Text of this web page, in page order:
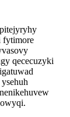
fytimore
qececuzyki